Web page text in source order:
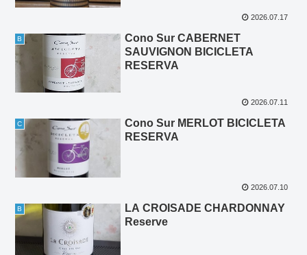
2026.07.17
B
Cono Sur CABERNET
SAUVIGNON BICICLETA
RESERVA
2026.07.11
C
Cono Sur MERLOT BICICLETA
RESERVA
2026.07.10
B
LA CROISADE CHARDONNAY
Reserve